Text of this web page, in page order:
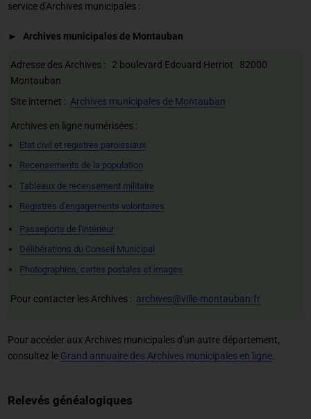
service d'Archives municipales :
Archives municipales de Montauban
Adresse des Archives : 2 boulevard Edouard Herriot 82000
Montauban
Site internet : Archives municipales de Montauban
Archives en ligne numérisées :
Etat civil et registres paroissiaux
Recensements de la population
Tableaux de recensement militaire
Registres d'engagements volontaires
Passeports de l'intérieur
Délibérations du Conseil Municipal
Photographies, cartes postales et images
Pour contacter les Archives : archives@ville-montauban.fr
Pour accéder aux Archives municipales d'un autre département,
consultez le Grand annuaire des Archives municipales en ligne.
Relevés généalogiques